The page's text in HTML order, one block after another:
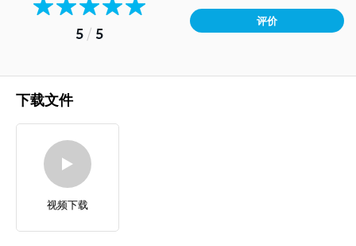
5/ 5
评价
下载文件
视频下载